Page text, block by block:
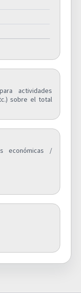
por
1,1000
de
154,0000
actividades
sobre el total
económicas /